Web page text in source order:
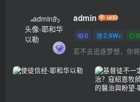
admin
0 2.9W+ 0
若不去追逐梦想，你